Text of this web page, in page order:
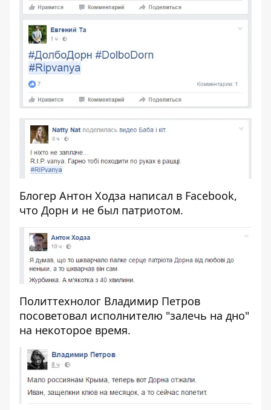
Блогер Антон Ходза написал в Facebook,
что Дорн и не был патриотом.
Политтехнолог Владимир Петров
посоветовал исполнителю "залечь на дно"
на некоторое время.